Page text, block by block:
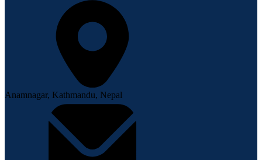
Anamnagar, Kathmandu, Nepal